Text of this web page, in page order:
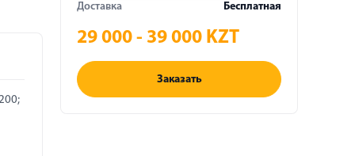
Доставка
Бесплатная
29 000 - 39 000 KZT
Заказать